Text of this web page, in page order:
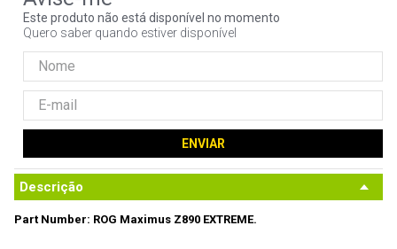
Este produto não está disponível no momento
Quero saber quando estiver disponível
ENVIAR
Descrição
Part Number: ROG Maximus Z890 EXTREME.
controle
10º hd